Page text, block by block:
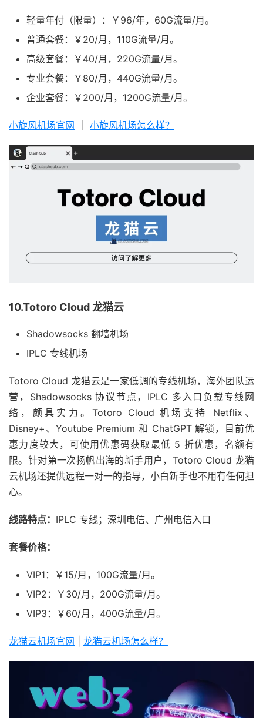
轻量年付（限量）：￥96/年，60G流量/月。
普通套餐：￥20/月，110G流量/月。
高级套餐：￥40/月，220G流量/月。
专业套餐：￥80/月，440G流量/月。
企业套餐：￥200/月，1200G流量/月。
小旋风机场官网 小旋风机场怎么样？
10.Totoro Cloud 龙猫云
Shadowsocks 翻墙机场
IPLC 专线机场
Totoro Cloud 龙猫云是一家低调的专线机场，海外团队运
营，Shadowsocks 协议节点，IPLC 多入口负载专线网
络，颇具实力。Totoro Cloud 机场支持 Netflix、
Disney+、Youtube Premium 和 ChatGPT 解锁，目前优
惠力度较大，可使用优惠码获取最低 5 折优惠，名额有
限。针对第一次扬帆出海的新手用户，Totoro Cloud 龙猫
云机场还提供远程一对一的指导，小白新手也不用有任何担
心。
线路特点： IPLC 专线；深圳电信、广州电信入口
套餐价格：
VIP1：￥15/月，100G流量/月。
VIP2：￥30/月，200G流量/月。
VIP3：￥60/月，400G流量/月。
龙猫云机场官网 龙猫云机场怎么样？